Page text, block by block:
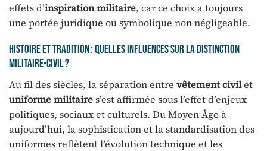
effets d’inspiration militaire, car ce choix a toujours
une portée juridique ou symbolique non négligeable.
Histoire et tradition : quelles influences sur la distinction
militaire-civil ?
Au fil des siècles, la séparation entre vêtement civilet
uniforme militaires’est affirmée sous l’effet d’enjeux
politiques, sociaux et culturels. Du Moyen Âge à
aujourd’hui, la sophistication et la standardisation des
uniformes reflètent l’évolution technique et les